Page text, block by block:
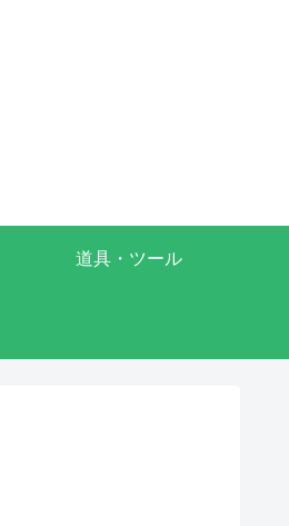
道具・ツール